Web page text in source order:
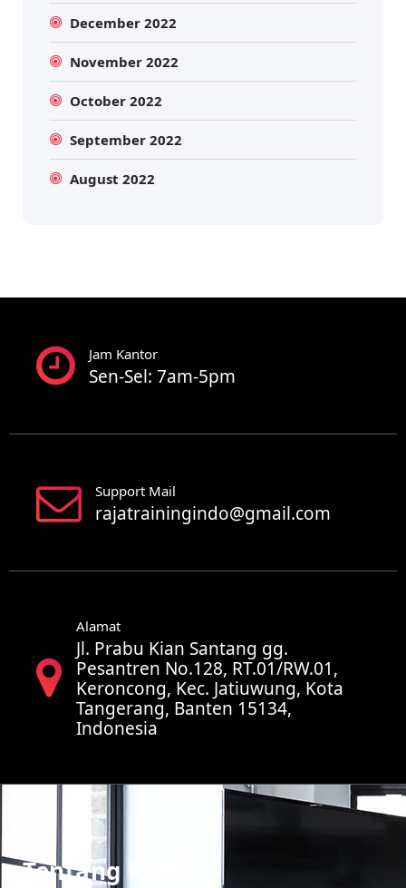
December 2022
November 2022
October 2022
September 2022
August 2022
Jam Kantor
Sen-Sel: 7am-5pm
Support Mail
rajatrainingindo@gmail.com
Alamat
Jl. Prabu Kian Santang gg.
Pesantren No.128, RT.01/RW.01,
Keroncong, Kec. Jatiuwung, Kota
Tangerang, Banten 15134,
Indonesia
Tentang Kami